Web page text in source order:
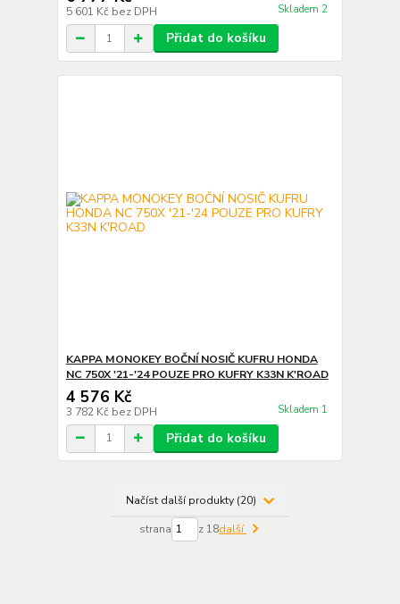
5 601 Kč bez DPH Skladem 2
Přidat do košíku
KAPPA MONOKEY BOČNÍ NOSIČ KUFRU HONDA
NC 750X '21-'24 POUZE PRO KUFRY K33N K'ROAD
4 576 Kč
3 782 Kč bez DPH Skladem 1
Přidat do košíku
Načíst další produkty (20)
strana z 18další